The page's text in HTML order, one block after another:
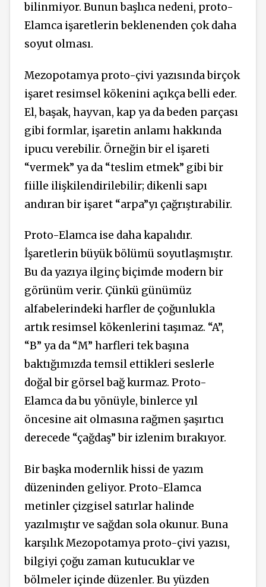
bilinmiyor. Bunun başlıca nedeni, proto-
Elamca işaretlerin beklenenden çok daha
soyut olması.
Mezopotamya proto-çivi yazısında birçok
işaret resimsel kökenini açıkça belli eder.
El, başak, hayvan, kap ya da beden parçası
gibi formlar, işaretin anlamı hakkında
ipucu verebilir. Örneğin bir el işareti
“vermek” ya da “teslim etmek” gibi bir
fiille ilişkilendirilebilir; dikenli sapı
andıran bir işaret “arpa”yı çağrıştırabilir.
Proto-Elamca ise daha kapalıdır.
İşaretlerin büyük bölümü soyutlaşmıştır.
Bu da yazıya ilginç biçimde modern bir
görünüm verir. Çünkü günümüz
alfabelerindeki harfler de çoğunlukla
artık resimsel kökenlerini taşımaz. “A”,
“B” ya da “M” harfleri tek başına
baktığımızda temsil ettikleri seslerle
doğal bir görsel bağ kurmaz. Proto-
Elamca da bu yönüyle, binlerce yıl
öncesine ait olmasına rağmen şaşırtıcı
derecede “çağdaş” bir izlenim bırakıyor.
Bir başka modernlik hissi de yazım
düzeninden geliyor. Proto-Elamca
metinler çizgisel satırlar halinde
yazılmıştır ve sağdan sola okunur. Buna
karşılık Mezopotamya proto-çivi yazısı,
bilgiyi çoğu zaman kutucuklar ve
bölmeler içinde düzenler. Bu yüzden